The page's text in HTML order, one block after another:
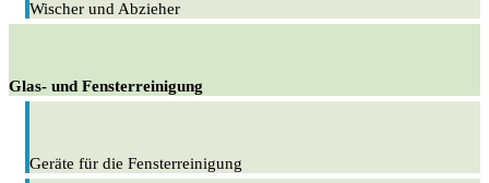
Wischer und Abzieher
Glas- und Fensterreinigung
Geräte für die Fensterreinigung